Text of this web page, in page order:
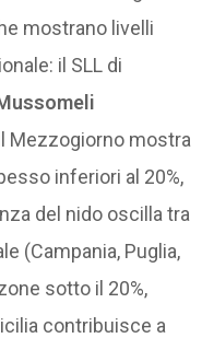
mostrano livelli
il SLL di
Mezzogiorno mostra
inferiori al 20%,
del nido oscilla tra
(Campania, Puglia,
sotto il 20%,
contribuisce a